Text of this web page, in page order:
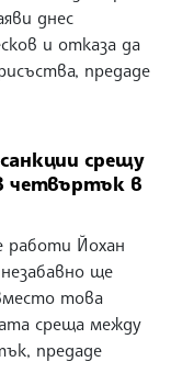
днес
и отказа да
предаде
срещу
четвъртък в
работи Йохан
ще
това
среща между
предаде